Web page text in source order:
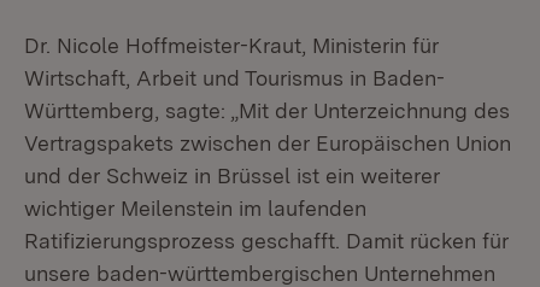
Dr. Nicole Hoffmeister-Kraut, Ministerin für
Wirtschaft, Arbeit und Tourismus in Baden-
Württemberg, sagte: „Mit der Unterzeichnung des
Vertragspakets zwischen der Europäischen Union
und der Schweiz in Brüssel ist ein weiterer
wichtiger Meilenstein im laufenden
Ratifizierungsprozess geschafft. Damit rücken für
unsere baden-württembergischen Unternehmen